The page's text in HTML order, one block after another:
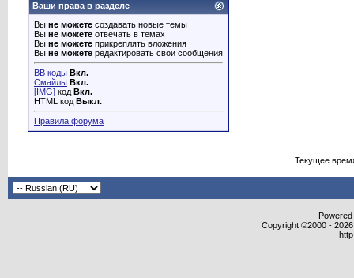
Ваши права в разделе
Вы не можете создавать новые темы
Вы не можете отвечать в темах
Вы не можете прикреплять вложения
Вы не можете редактировать свои сообщения
BB коды Вкл.
Смайлы Вкл.
[IMG] код Вкл.
HTML код Выкл.
Правила форума
Текущее
Copyright ©2000 -